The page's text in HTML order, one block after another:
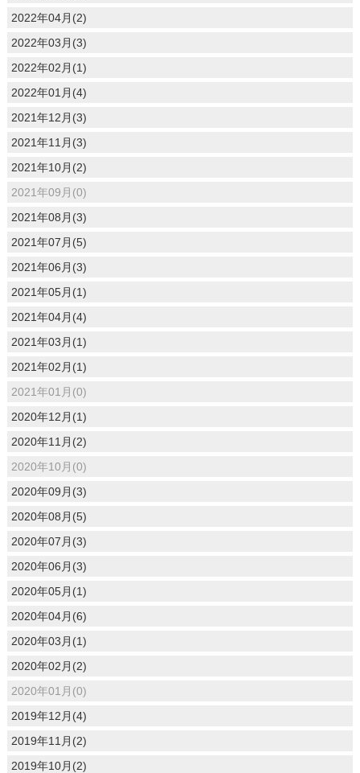
2022年04月(2)
2022年03月(3)
2022年02月(1)
2022年01月(4)
2021年12月(3)
2021年11月(3)
2021年10月(2)
2021年09月(0)
2021年08月(3)
2021年07月(5)
2021年06月(3)
2021年05月(1)
2021年04月(4)
2021年03月(1)
2021年02月(1)
2021年01月(0)
2020年12月(1)
2020年11月(2)
2020年10月(0)
2020年09月(3)
2020年08月(5)
2020年07月(3)
2020年06月(3)
2020年05月(1)
2020年04月(6)
2020年03月(1)
2020年02月(2)
2020年01月(0)
2019年12月(4)
2019年11月(2)
2019年10月(2)